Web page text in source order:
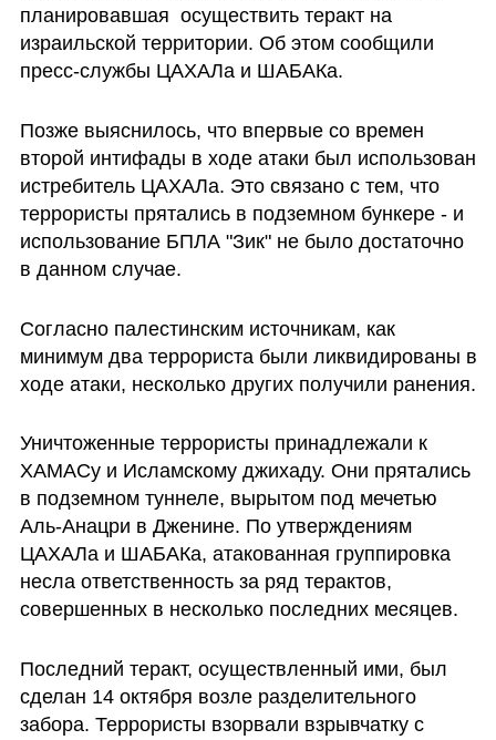
планировавшая  осуществить теракт на
израильской территории. Об этом сообщили
пресс-службы ЦАХАЛа и ШАБАКа.
Позже выяснилось, что впервые со времен
второй интифады в ходе атаки был использован
истребитель ЦАХАЛа. Это связано с тем, что
террористы прятались в подземном бункере - и
использование БПЛА "Зик" не было достаточно
в данном случае.
Согласно палестинским источникам, как
минимум два террориста были ликвидированы в
ходе атаки, несколько других получили ранения.
Уничтоженные террористы принадлежали к
ХАМАСу и Исламскому джихаду. Они прятались
в подземном туннеле, вырытом под мечетью
Аль-Анацри в Дженине. По утверждениям
ЦАХАЛа и ШАБАКа, атакованная группировка
несла ответственность за ряд терактов,
совершенных в несколько последних месяцев.
Последний теракт, осуществленный ими, был
сделан 14 октября возле разделительного
забора. Террористы взорвали взрывчатку с